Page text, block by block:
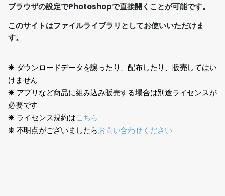
ブラウザの設定でPhotoshopで直接開くことが可能です。
このサイトはファイルライブラリとしてお使いいただけま
す。
❋ ダウンロードデータを譲ったり、配布したり、販売してはい
けません
❋ アプリなど商品に組み込み販売する場合は別途ライセンスが
必要です
❋ ライセンス規約はこちら
❋ 不明点がございましたらお問い合わせください